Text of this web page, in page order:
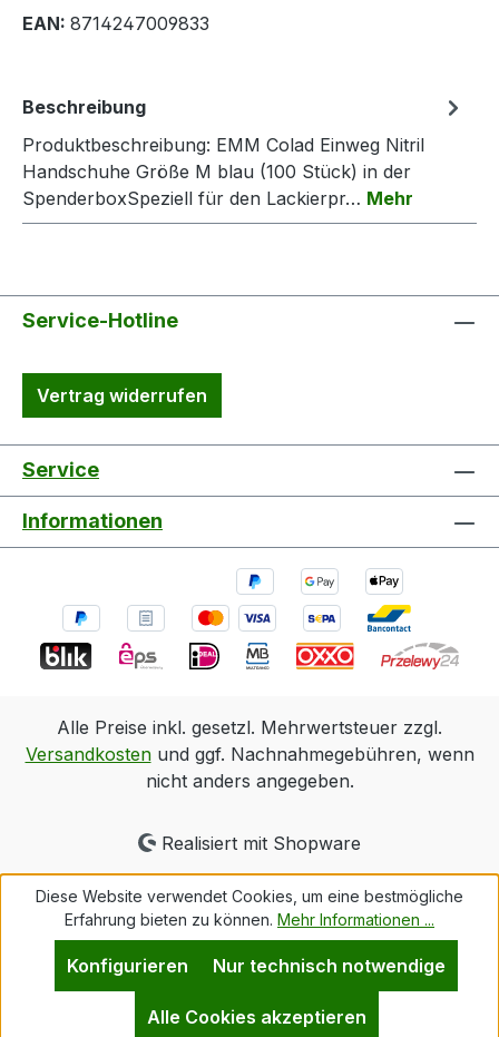
EAN: 8714247009833
Beschreibung
Produktbeschreibung: EMM Colad Einweg Nitril
Handschuhe Größe M blau (100 Stück) in der
SpenderboxSpeziell für den Lackierpr… Mehr
Service-Hotline
Vertrag widerrufen
Service
Informationen
Alle Preise inkl. gesetzl. Mehrwertsteuer zzgl.
Versandkostenund ggf. Nachnahmegebühren, wenn
nicht anders angegeben.
Realisiert mit Shopware
Diese Website verwendet Cookies, um eine bestmögliche
Erfahrung bieten zu können. Mehr Informationen ...
Nur technisch notwendige
Konfigurieren
Alle Cookies akzeptieren